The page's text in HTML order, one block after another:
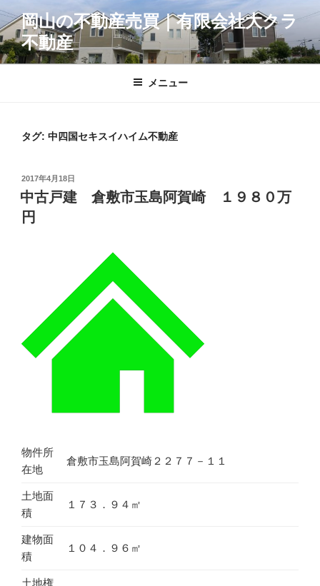
コ
ン
テ
ン
岡山の不動産売買｜有限会社大クラ
不動産
メニュー
タグ: 中四国セキスイハイム不動産
投
稿
日:
2017年4月18日
中古戸建 倉敷市玉島阿賀崎 １９８０万
円
物件所
在地
倉敷市玉島阿賀崎２２７７－１１
土地面
積
１７３．９４㎡
建物面
積
１０４．９６㎡
土地権